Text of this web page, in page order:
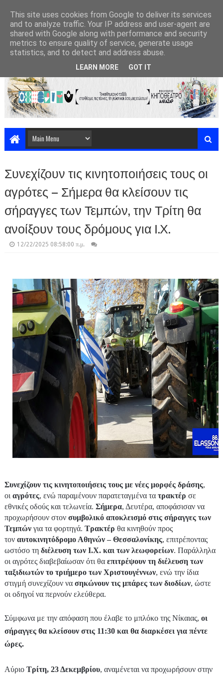
Συνεχίζουν τις κινητοποιήσεις τους οι
αγρότες – Σήμερα θα κλείσουν τις
σήραγγες των Τεμπών, την Τρίτη θα
ανοίξουν τους δρόμους για Ι.Χ.
12/22/2025 08:58:00 π.μ.
Συνεχίζουν τις κινητοποιήσεις τους με νέες μορφές δράσης,
οι αγρότες, ενώ παραμένουν παρατεταγμένα τα τρακτέρ σε
εθνικές οδούς και τελωνεία. Σήμερα, Δευτέρα, αποφάσισαν να
προχωρήσουν στονσυμβολικό αποκλεισμό στις σήραγγες των
Τεμπών για τα φορτηγά. Τρακτέρ θα κινηθούν προς
τον αυτοκινητόδρομο Αθηνών – Θεσσαλονίκης, επιτρέποντας
ωστόσο τη διέλευση των Ι.Χ. και των λεωφορείων. Παράλληλα
οι αγρότες διαβεβαίωσαν ότι θα επιτρέψουν τη διέλευση των
ταξιδιωτών το τριήμερο των Χριστουγέννων, ενώ την ίδια
στιγμή συνεχίζουν νασηκώνουν τις μπάρες των διοδίων, ώστε
οι οδηγοί να περνούν ελεύθερα.
Σύμφωνα με την απόφαση που έλαβε το μπλόκο της Νίκαιας, οι
σήραγγες θα κλείσουν στις 11:30 και θα διαρκέσει για πέντε
ώρες.
Αύριο Τρίτη, 23 Δεκεμβρίου, αναμένεται να προχωρήσουν στην
This site uses cookies from Google to deliver its services
and to analyze traffic. Your IP address and user-agent are
shared with Google along with performance and security
metrics to ensure quality of service, generate usage
statistics, and to detect and address abuse.
LEARN MORE GOT IT